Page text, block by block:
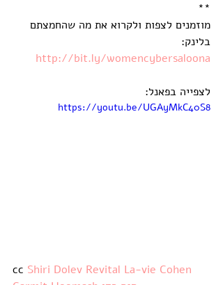
**
מוזמנים לצפות ולקרוא את מה שהחמצתם
בלינק:
http://bit.ly/womencybersaloona
לצפייה בפאנל:
https://youtu.be/UGAyMkC40S8
cc Shiri Dolev Revital La-vie Cohen